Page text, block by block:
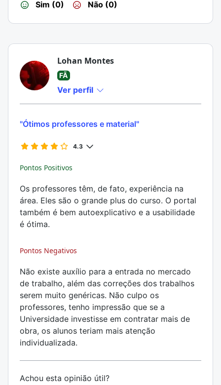
Sim (0) Não (0)
Lohan Montes
FÃ
Ver perfil
"Ótimos professores e material"
4.3
Pontos Positivos
Os professores têm, de fato, experiência na
área. Eles são o grande plus do curso. O portal
também é bem autoexplicativo e a usabilidade
é ótima.
Pontos Negativos
Não existe auxílio para a entrada no mercado
de trabalho, além das correções dos trabalhos
serem muito genéricas. Não culpo os
professores, tenho impressão que se a
Universidade investisse em contratar mais de
obra, os alunos teriam mais atenção
individualizada.
Achou esta opinião útil?